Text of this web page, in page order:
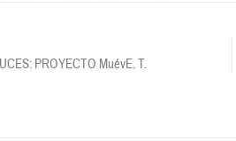
PROYECTO MuévE. T.